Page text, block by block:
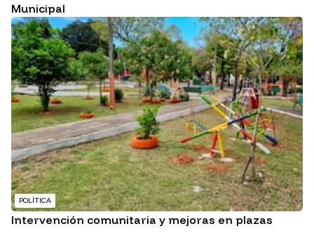
Municipal
POLÍTICA
Intervención comunitaria y mejoras en plazas